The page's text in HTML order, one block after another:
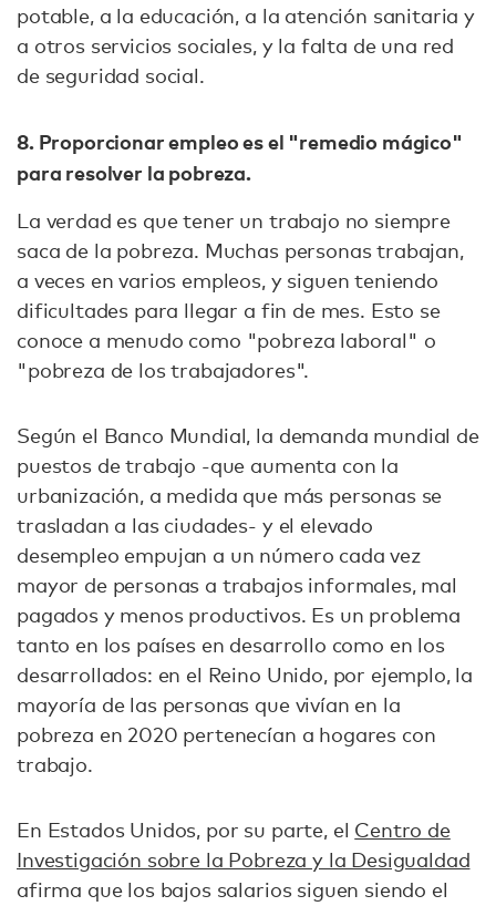
potable, a la educación, a la atención sanitaria y
a otros servicios sociales, y la falta de una red
de seguridad social.
8. Proporcionar empleo es el "remedio mágico"
para resolver la pobreza.
La verdad es que tener un trabajo no siempre
saca de la pobreza. Muchas personas trabajan,
a veces en varios empleos, y siguen teniendo
dificultades para llegar a fin de mes. Esto se
conoce a menudo como "pobreza laboral" o
"pobreza de los trabajadores".
Según el Banco Mundial, la demanda mundial de
puestos de trabajo -que aumenta con la
urbanización, a medida que más personas se
trasladan a las ciudades- y el elevado
desempleo empujan a un número cada vez
mayor de personas a trabajos informales, mal
pagados y menos productivos. Es un problema
tanto en los países en desarrollo como en los
desarrollados: en el Reino Unido, por ejemplo, la
mayoría de las personas que vivían en la
pobreza en 2020 pertenecían a hogares con
trabajo.
En Estados Unidos, por su parte, el Centro de
Investigación sobre la Pobreza y la Desigualdad
afirma que los bajos salarios siguen siendo el